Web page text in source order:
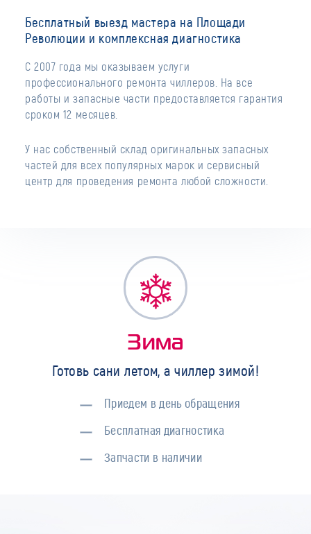
Бесплатный выезд мастера на Площади
Революции и комплексная диагностика
С 2007 года мы оказываем услуги
профессионального ремонта чиллеров. На все
работы и запасные части предоставляется гарантия
сроком 12 месяцев.
У нас собственный склад оригинальных запасных
частей для всех популярных марок и сервисный
центр для проведения ремонта любой сложности.
Зима
Готовь сани летом, а чиллер зимой!
Приедем в день обращения
Бесплатная диагностика
Запчасти в наличии